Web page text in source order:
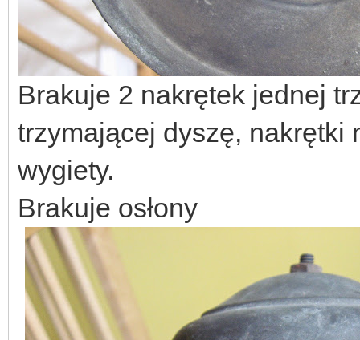
Brakuje 2 nakrętek jednej
trzymającej dyszę, nakrętki
wygiety.
Brakuje osłony